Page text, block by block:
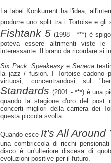
La label Konkurrent ha l'idea,
produrre uno split tra i Tortoise e gli
Fishtank 5 (1998 - ***) è
poteva essere altrimenti viste le
interessante. Il brano da ricordare si
Six Pack, Speakeasy e Seneca
la jazz / fusion. I Tortoise cadono
virtuosi, concentrandosi sul
Standards(2001 - ***) è una
quando la stagione d'oro del post
concerti migliori della carriera dei
questa piccola svolta.
Quando esce It's All Around
una combriccola di ricchi
disco è un'ulteriore discesa di
evoluzioni positive per il futuro.